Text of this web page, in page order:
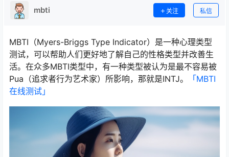
mbti 关注 私信
MBTI（Myers-Briggs Type Indicator）是一种心理类型
测试，可以帮助人们更好地了解自己的性格类型并改善生
活。在众多MBTI类型中，有一种类型被认为是最不容易被
Pua（追求者行为艺术家）所影响，那就是INTJ。
「MBTI
在线测试​」